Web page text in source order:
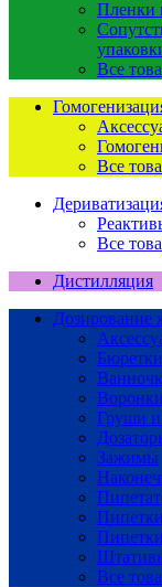
Пленки
Все
Все
Все
Дистилляция
Дозирование
Бюретки
Воронки
Груши
Зажимы
Пипетки
Все